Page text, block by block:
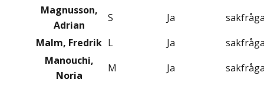
Magnusson,
Adrian
S Ja
Malm, Fredrik L Ja
Manouchi,
Noria
M Ja